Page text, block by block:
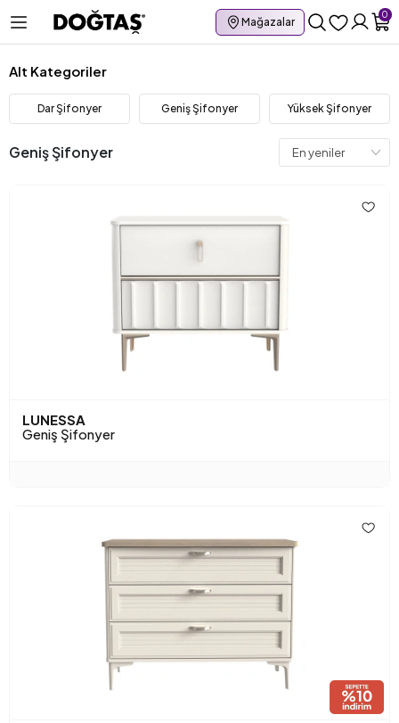
Mağazalar
0
Alt Kategoriler
Dar Şifonyer Geniş Şifonyer Yüksek Şifonyer
Geniş Şifonyer
LUNESSA
Geniş Şifonyer